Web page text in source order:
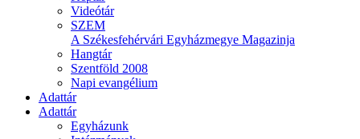
Videótár
SZEM
A Székesfehérvári Egyházmegye Magazinja
Hangtár
Szentföld 2008
Napi evangélium
Adattár
Adattár
Egyházunk